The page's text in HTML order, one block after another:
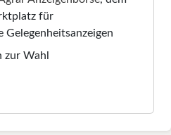
für
zur Wahl